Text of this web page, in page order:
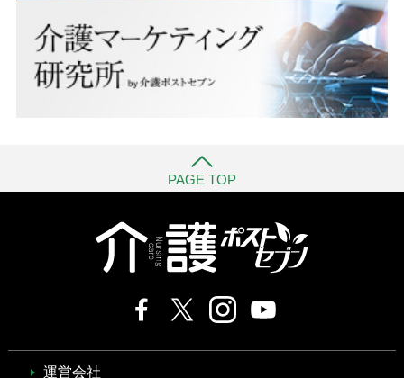
PAGE TOP
運営会社